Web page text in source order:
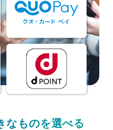
なものを選べる